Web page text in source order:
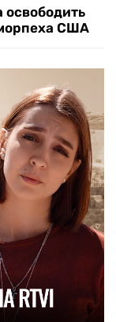
освободить
США